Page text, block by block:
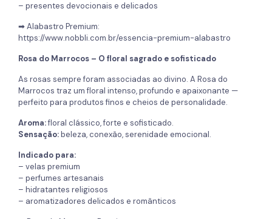
– presentes devocionais e delicados
➡ Alabastro Premium:
https://www.nobbli.com.br/essencia-premium-alabastro
Rosa do Marrocos – O floral sagrado e sofisticado
As rosas sempre foram associadas ao divino. A Rosa do
Marrocos traz um floral intenso, profundo e apaixonante —
perfeito para produtos finos e cheios de personalidade.
Aroma:floral clássico, forte e sofisticado.
Sensação:beleza, conexão, serenidade emocional.
Indicado para:
– velas premium
– perfumes artesanais
– hidratantes religiosos
– aromatizadores delicados e românticos